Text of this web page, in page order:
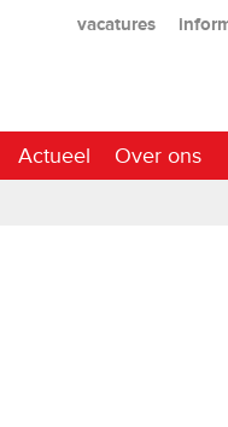
vacatures
Actueel Over ons